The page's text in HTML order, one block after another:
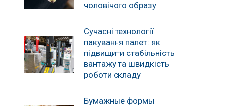
чоловічого образу
Сучасні технології
пакування палет: як
підвищити стабільність
вантажу та швидкість
роботи складу
Бумажные формы